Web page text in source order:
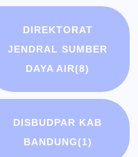
DIREKTORAT
JENDRAL SUMBER
DAYA AIR(8)
DISBUDPAR KAB
BANDUNG(1)